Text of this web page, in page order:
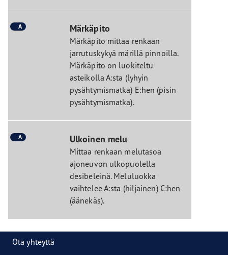
A Märkäpito
Märkäpito mittaa renkaan
jarrutuskykyä märillä pinnoilla.
Märkäpito on luokiteltu
asteikolla A:sta (lyhyin
pysähtymismatka) E:hen (pisin
pysähtymismatka).
A Ulkoinen melu
Mittaa renkaan melutasoa
ajoneuvon ulkopuolella
desibeleinä. Meluluokka
vaihtelee A:sta (hiljainen) C:hen
(äänekäs).
Ota yhteyttä